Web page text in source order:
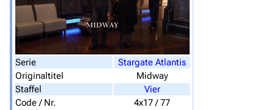
Von A bis Z
Zufälliger Artikel
Spezialseiten
Datei hochladen
Filme und Serien
Serie
Stargate Atlantis
Originaltitel
Midway
Staffel
Vier
Code / Nr.
4x17 / 77